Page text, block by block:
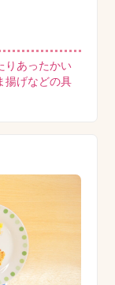
りあったかい
揚げなどの具